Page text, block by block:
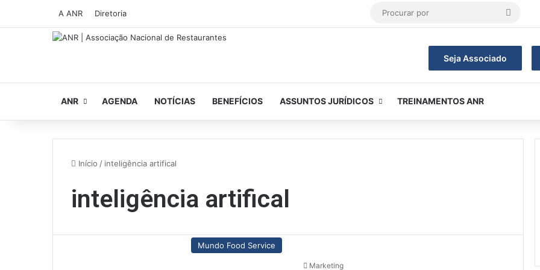
A ANR Diretoria
Seja Associado
ANR AGENDA NOTÍCIAS BENEFÍCIOS ASSUNTOS JURÍDICOS TREINAMENTOS ANR
Início / inteligência artifical
inteligência artifical
Mundo Food Service
Marketing